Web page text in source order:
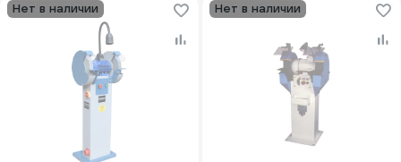
Нет в наличии Нет в наличии